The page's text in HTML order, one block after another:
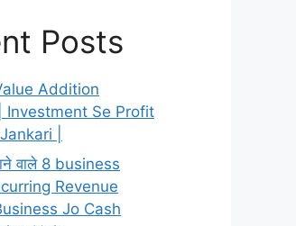
Posts
Addition
Investment Se Profit
|
वाले 8 business
Revenue
Jo Cash